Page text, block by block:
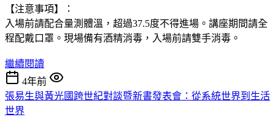
【注意事項】：
入場前請配合量測體溫，超過37.5度不得進場。講座期間請全
程配戴口罩。現場備有酒精消毒，入場前請雙手消毒。
繼續閱讀
4年前
張易生與黃光國跨世紀對談暨新書發表會：從系統世界到生活
世界